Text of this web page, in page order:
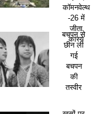
कॉमनवेल्थ
-26 में
जीता
कांस्य
बचपन से
छीन ली
गई
बचपन
की
तस्वीर